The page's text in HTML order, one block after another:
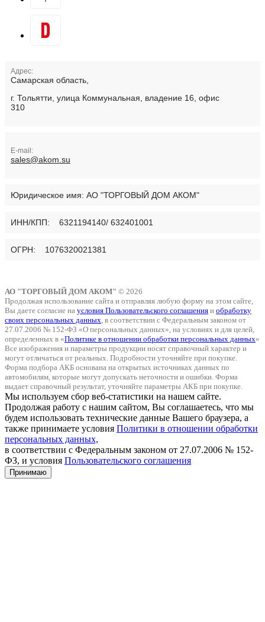
Юридическое имя: АО "ТОРГОВЫЙ ДОМ АКОМ"
ИНН/КПП: 6321194140/ 632401001
ОГРН: 1076320021381
Адрес:
Самарская область,
г. Тольятти, улица Коммунальная, владение 16, офис
310
E-mail:
sales@akom.su
АО "ТОРГОВЫЙ ДОМ АКОМ" © 2026
Продолжая использование сайта и отправляя любую форму на этом сайте,
Вы даете согласие на условия Пользовательского соглашения и обработку
своих персональных данных, в соответствии с Федеральным законом от
27.07.2006 № 152-ФЗ «О персональных данных», на условиях и для целей,
определенных в «Политике в отношении обработки персональных данных»
Все изображения и параметры продукции носят справочный характер и
могут отличаться от реальных. Подробности уточняйте при покупке.
Форма подбора АКБ основана на открытых источниках данных по
автомобилям, которые могут допускать неточности и ошибки. Форма
выдает справочный результат, уточняйте параметры АКБ при покупке.
Мы используем сбор веб-статистики на нашем сайте.
Продолжая работу с нашим сайтом, Вы соглашаетесь, что мы
будем использовать технические данные Вашего браузера, а
также принимаете условия Политики в отношении обработки
персональных данных,
в соответствии с Федеральным законом от 27.07.2006 № 152-
ФЗ, и условия Пользовательского соглашения
Принимаю